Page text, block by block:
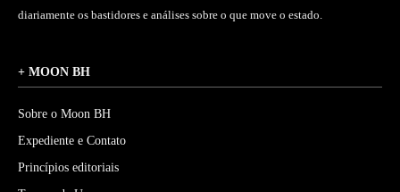
diariamente os bastidores e análises sobre o que move o estado.
+ MOON BH
Sobre o Moon BH
Expediente e Contato
Princípios editoriais